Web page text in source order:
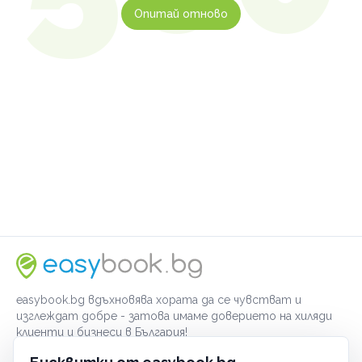
Опитай отново
easybook.bg вдъхновява хората да се чувстват и
изглеждат добре - затова имаме доверието на хиляди
клиенти и бизнеси в България!